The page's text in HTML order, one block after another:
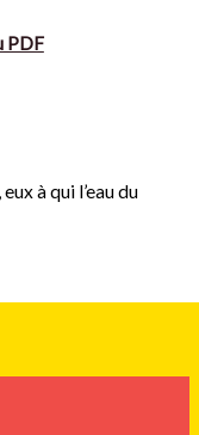
PDF
eux à qui l’eau du